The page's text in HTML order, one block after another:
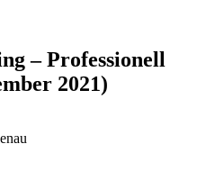
– Professionell
2021)